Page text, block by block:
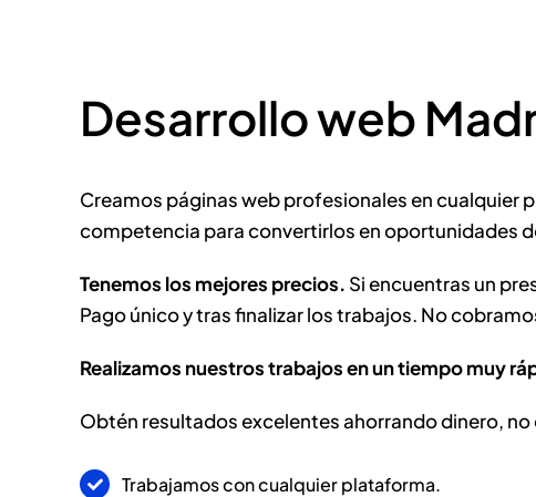
Desarrollo web
Creamos páginas web profesionales en cualquier
competencia para convertirlos en oportunidades
Tenemos los mejores precios. Si encuentras un
Pago único y tras finalizar los trabajos. No
Realizamos nuestros trabajos en un tiempo muy
Obtén resultados excelentes ahorrando dinero, no
Trabajamos con cualquier plataforma.